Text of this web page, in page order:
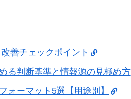
善チェックポイント
る判断基準と情報源の見極め方
ォーマット5選【用途別】